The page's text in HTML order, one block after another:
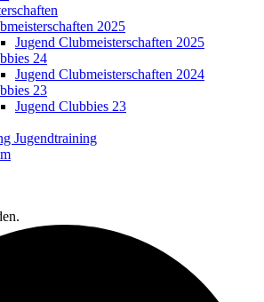
2025
Jugend Clubmeisterschaften 2025
24
Jugend Clubmeisterschaften 2024
23
Jugend Clubbies 23
Jugendtraining